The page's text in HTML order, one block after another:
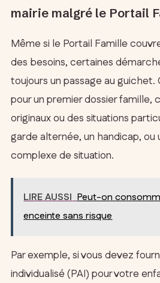
mairie malgré le Portail
Même si le Portail Famille
des besoins, certaines
toujours un passage au guichet.
pour un premier dossier famille,
originaux ou des situations
garde alternée, un handicap, ou
complexe de situation.
LIRE AUSSI Peut-on
enceinte sans risque
Par exemple, si vous devez
individualisé (PAI) pour votre